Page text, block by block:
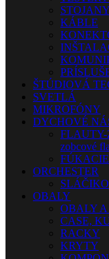
KÁBLE
ŠTÚDIOVÁ
SVETLÁ
MIKROFÓNY
DYCHOVÉ
FLAUTY-
zobcové
ORCHESTER
OBALY
OBALY
CASE,
RACKY
KRYTY